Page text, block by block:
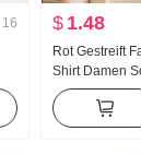
16
$ 1.48
Rot Gestreift
Shirt Damen
Kontrastfarbe
Schlank